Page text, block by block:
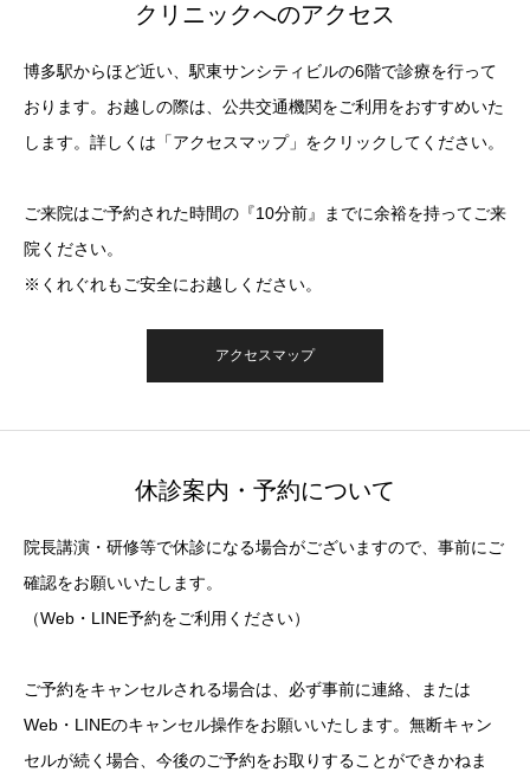
クリニックへのアクセス
博多駅からほど近い、駅東サンシティビルの6階で診療を行って
おります。お越しの際は、公共交通機関をご利用をおすすめいた
します。詳しくは「アクセスマップ」をクリックしてください。
ご来院はご予約された時間の『10分前』までに余裕を持ってご来
院ください。
※くれぐれもご安全にお越しください。
アクセスマップ
休診案内・予約について
院長講演・研修等で休診になる場合がございますので、事前にご
確認をお願いいたします。
（Web・LINE予約をご利用ください）
ご予約をキャンセルされる場合は、必ず事前に連絡、または
Web・LINEのキャンセル操作をお願いいたします。無断キャン
セルが続く場合、今後のご予約をお取りすることができかねま